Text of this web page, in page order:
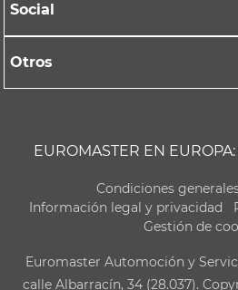
Social
Otros
EUROMASTER EN EUROPA:
Condiciones
Información legal y privacidad
Gestión de
Euromaster Automoción y
calle Albarracín, 34 (28.037).